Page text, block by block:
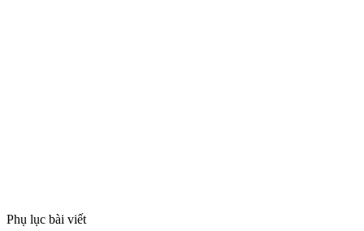
Phụ lục bài viết